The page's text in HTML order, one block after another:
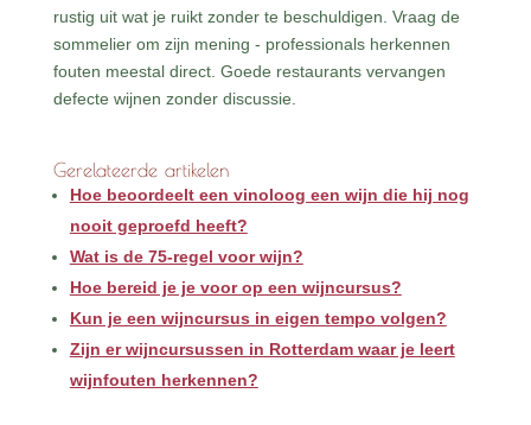
rustig uit wat je ruikt zonder te beschuldigen. Vraag de
sommelier om zijn mening - professionals herkennen
fouten meestal direct. Goede restaurants vervangen
defecte wijnen zonder discussie.
Gerelateerde artikelen
Hoe beoordeelt een vinoloog een wijn die hij nog
nooit geproefd heeft?
Wat is de 75-regel voor wijn?
Hoe bereid je je voor op een wijncursus?
Kun je een wijncursus in eigen tempo volgen?
Zijn er wijncursussen in Rotterdam waar je leert
wijnfouten herkennen?